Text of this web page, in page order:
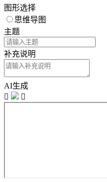
图形选择
思维导图
主题
补充说明
AI生成

